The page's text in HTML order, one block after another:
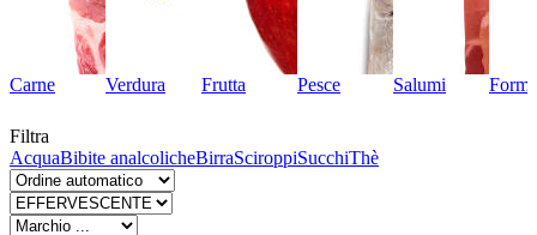
Carne Verdura Frutta Pesce Salumi
Filtra
AcquaBibite analcolicheBirraSciroppiSucchiThè